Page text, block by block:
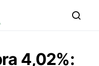
4,02%: